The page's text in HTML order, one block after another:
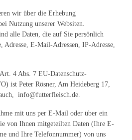
wir über die Erhebung
Nutzung unserer Websiten.
alle Daten, die auf Sie persönlich
Adresse, E-Mail-Adressen, IP-Adresse,
4 Abs. 7 EU-Datenschutz-
ist Peter Rösner, Am Heideberg 17,
info@futterfleisch.de.
mit uns per E-Mail oder über ein
von Ihnen mitgeteilten Daten (Ihre E-
und Ihre Telefonnummer) von uns